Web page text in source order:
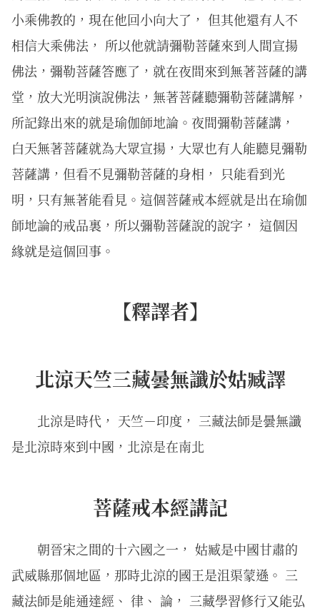
小乘佛教的，現在他回小向大了， 但其他還有人不
相信大乘佛法， 所以他就請彌勒菩薩來到人間宣揚
佛法，彌勒菩薩答應了，就在夜間來到無著菩薩的講
堂，放大光明演說佛法，無著菩薩聽彌勒菩薩講解，
所記錄出來的就是瑜伽師地論。夜間彌勒菩薩講，
白天無著菩薩就為大眾宣揚，大眾也有人能聽見彌勒
菩薩講，但看不見彌勒菩薩的身相， 只能看到光
明，只有無著能看見。這個菩薩戒本經就是出在瑜伽
師地論的戒品裏，所以彌勒菩薩說的說字， 這個因
緣就是這個回事。
【釋譯者】
北涼天竺三藏曇無讖於姑臧譯
北涼是時代， 天竺－印度， 三藏法師是曇無讖
是北涼時來到中國，北涼是在南北
菩薩戒本經講記
朝晉宋之間的十六國之一， 姑臧是中國甘肅的
武威縣那個地區，那時北涼的國王是沮渠蒙遜。 三
藏法師是能通達經、 律、 論， 三藏學習修行又能弘